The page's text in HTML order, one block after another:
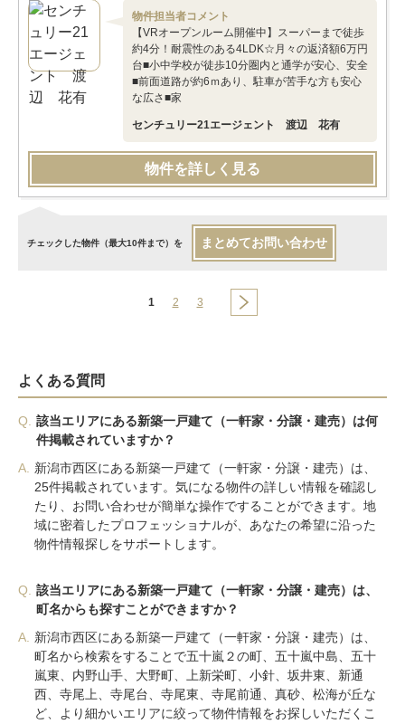
物件担当者コメント
【VRオープンルーム開催中】スーパーまで徒歩
約4分！耐震性のある4LDK☆月々の返済額6万円
台■小中学校が徒歩10分圏内と通学が安心、安全
■前面道路が約6ｍあり、駐車が苦手な方も安心
な広さ■家
センチュリー21エージェント 渡辺 花有
物件を詳しく見る
チェックした物件（最大10件まで）を まとめてお問い合わせ
1 2 3
よくある質問
Q.
該当エリアにある新築一戸建て（一軒家・分譲・建売）は何
件掲載されていますか？
A.
新潟市西区にある新築一戸建て（一軒家・分譲・建売）は、
25件掲載されています。気になる物件の詳しい情報を確認し
たり、お問い合わせが簡単な操作ですることができます。地
域に密着したプロフェッショナルが、あなたの希望に沿った
物件情報探しをサポートします。
Q.
該当エリアにある新築一戸建て（一軒家・分譲・建売）は、
町名からも探すことができますか？
A.
新潟市西区にある新築一戸建て（一軒家・分譲・建売）は、
町名から検索をすることで五十嵐２の町、五十嵐中島、五十
嵐東、内野山手、大野町、上新栄町、小針、坂井東、新通
西、寺尾上、寺尾台、寺尾東、寺尾前通、真砂、松海が丘な
ど、より細かいエリアに絞って物件情報をお探しいただくこ